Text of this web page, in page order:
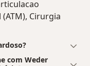
Cirurgia
com Weder